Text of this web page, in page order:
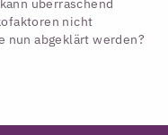
überraschend
nicht
nun abgeklärt werden?